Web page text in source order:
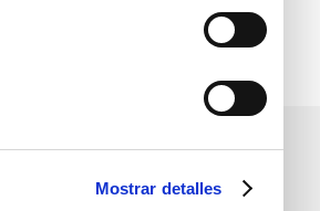
Mostrar detalles
a nuestro boletín
informativo